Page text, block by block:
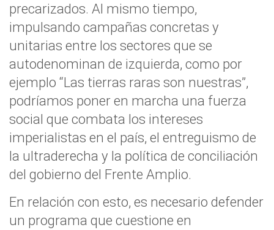
precarizados. Al mismo tiempo,
impulsando campañas concretas y
unitarias entre los sectores que se
autodenominan de izquierda, como por
ejemplo “Las tierras raras son nuestras”,
podríamos poner en marcha una fuerza
social que combata los intereses
imperialistas en el país, el entreguismo de
la ultraderecha y la política de conciliación
del gobierno del Frente Amplio.
En relación con esto, es necesario defender
un programa que cuestione en